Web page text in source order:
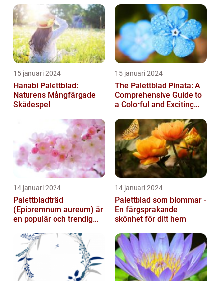
15 januari 2024
Hanabi Palettblad:
Naturens Mångfärgade
Skådespel
15 januari 2024
The Palettblad Pinata: A
Comprehensive Guide to
a Colorful and Exciting
14 januari 2024
Palettbladträd
(Epipremnum aureum) är
en populär och trendig
populär de ...
14 januari 2024
Palettblad som blommar -
En färgsprakande
skönhet för ditt hem